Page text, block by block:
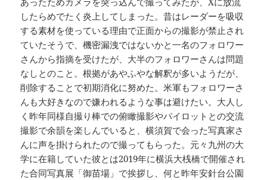
したらめでたく炎上してしまった。昔はレーダーを吸収
する素材を使っている理由で正面からの撮影が禁止され
ていたそうで、機密漏洩ではないかと一名のフォロワー
さんから指摘を受けたが、大半のフォロワーさんは問題
なしとのこと。根拠があやふやな解釈が多いようだが、
削除することで初期消化に努めた。米軍もフォロワーさ
んも大好きなので嫌われるような事は避けたい。大人し
く昨年同様自撮り棒での俯瞰撮影やパイロットとの交流
撮影で余韻を楽しんでいると、横須賀で会った写真家さ
んに声を掛けられたので撮ってもらった。元々九州の大
学に在籍していた彼とは2019年に横浜大桟橋で開催され
た合同写真展「御苗場」で挨拶し、何と昨年安針台公園